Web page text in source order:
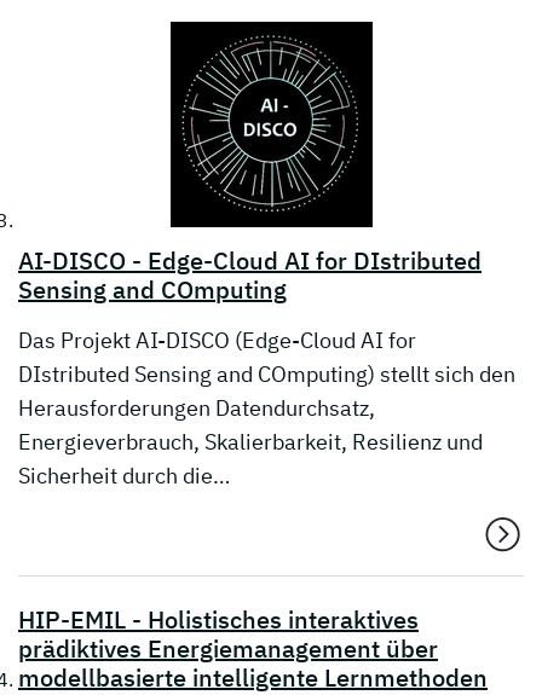
AI-DISCO - Edge-Cloud AI for DIstributed
Sensing and COmputing
Das Projekt AI-DISCO (Edge-Cloud AI for
DIstributed Sensing and COmputing) stellt sich den
Herausforderungen Datendurchsatz,
Energieverbrauch, Skalierbarkeit, Resilienz und
Sicherheit durch die…
HIP-EMIL - Holistisches interaktives
prädiktives Energiemanagement über
modellbasierte intelligente Lernmethoden